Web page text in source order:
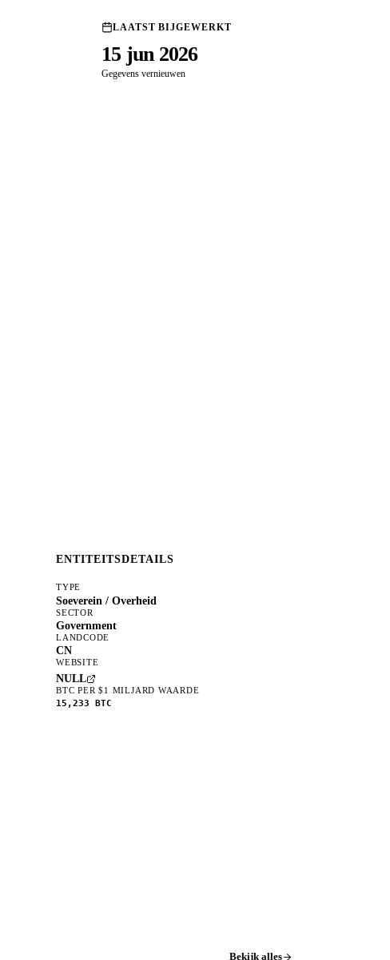
LAATST BIJGEWERKT
15 jun 2026
Gegevens vernieuwen
ENTITEITSDETAILS
TYPE
Soeverein / Overheid
SECTOR
Government
LANDCODE
CN
WEBSITE
NULL
BTC PER $1 MILJARD WAARDE
15,233 BTC
Bekijk alles